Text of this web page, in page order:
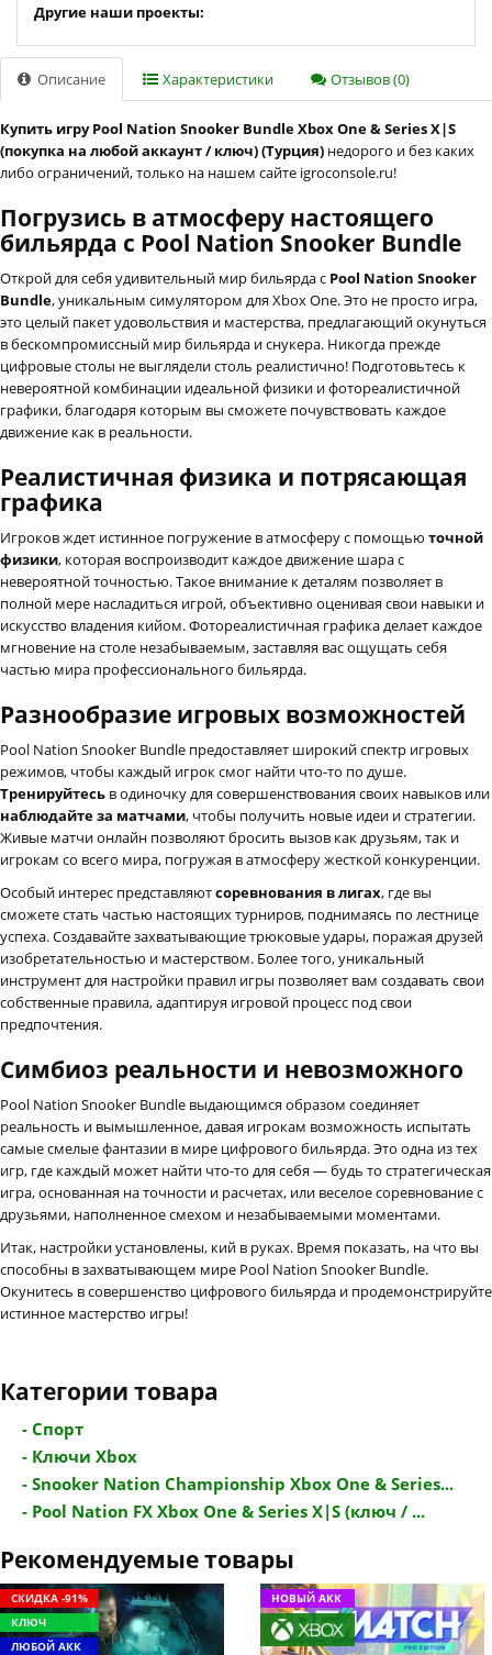
Другие наши проекты:
Описание Характеристики Отзывов (0)
Купить игру Pool Nation Snooker Bundle Xbox One & Series X|S
(покупка на любой аккаунт / ключ) (Турция) недорого и без каких
либо ограничений, только на нашем сайте igroconsole.ru!
Погрузись в атмосферу настоящего
бильярда с Pool Nation Snooker Bundle
Открой для себя удивительный мир бильярда с Pool Nation Snooker
Bundle, уникальным симулятором для Xbox One. Это не просто игра,
это целый пакет удовольствия и мастерства, предлагающий окунуться
в бескомпромиссный мир бильярда и снукера. Никогда прежде
цифровые столы не выглядели столь реалистично! Подготовьтесь к
невероятной комбинации идеальной физики и фотореалистичной
графики, благодаря которым вы сможете почувствовать каждое
движение как в реальности.
Реалистичная физика и потрясающая
графика
Игроков ждет истинное погружение в атмосферу с помощью точной
физики, которая воспроизводит каждое движение шара с
невероятной точностью. Такое внимание к деталям позволяет в
полной мере насладиться игрой, объективно оценивая свои навыки и
искусство владения кийом. Фотореалистичная графика делает каждое
мгновение на столе незабываемым, заставляя вас ощущать себя
частью мира профессионального бильярда.
Разнообразие игровых возможностей
Pool Nation Snooker Bundle предоставляет широкий спектр игровых
режимов, чтобы каждый игрок смог найти что-то по душе.
Тренируйтесь в одиночку для совершенствования своих навыков или
наблюдайте за матчами, чтобы получить новые идеи и стратегии.
Живые матчи онлайн позволяют бросить вызов как друзьям, так и
игрокам со всего мира, погружая в атмосферу жесткой конкуренции.
Особый интерес представляютсоревнования в лигах, где вы
сможете стать частью настоящих турниров, поднимаясь по лестнице
успеха. Создавайте захватывающие трюковые удары, поражая друзей
изобретательностью и мастерством. Более того, уникальный
инструмент для настройки правил игры позволяет вам создавать свои
собственные правила, адаптируя игровой процесс под свои
предпочтения.
Симбиоз реальности и невозможного
Pool Nation Snooker Bundle выдающимся образом соединяет
реальность и вымышленное, давая игрокам возможность испытать
самые смелые фантазии в мире цифрового бильярда. Это одна из тех
игр, где каждый может найти что-то для себя — будь то стратегическая
игра, основанная на точности и расчетах, или веселое соревнование с
друзьями, наполненное смехом и незабываемыми моментами.
Итак, настройки установлены, кий в руках. Время показать, на что вы
способны в захватывающем мире Pool Nation Snooker Bundle.
Окунитесь в совершенство цифрового бильярда и продемонстрируйте
истинное мастерство игры!
Категории товара
- Спорт
- Ключи Xbox
- Snooker Nation Championship Xbox One & Series...
- Pool Nation FX Xbox One & Series X|S (ключ / ...
Рекомендуемые товары
СКИДКА -91%
КЛЮЧ
ЛЮБОЙ АКК
НОВЫЙ АКК